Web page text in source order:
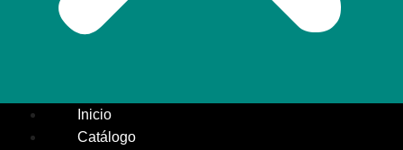
Inicio
Catálogo